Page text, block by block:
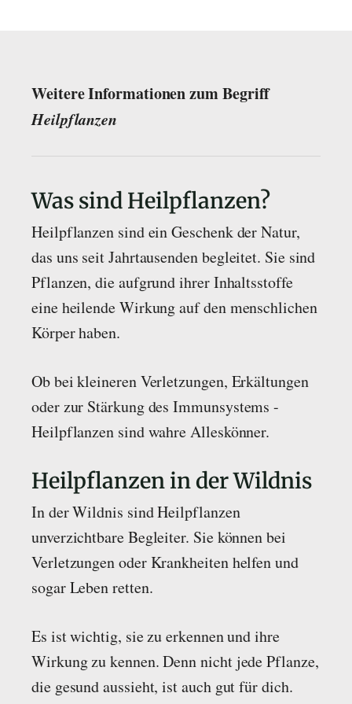
Weitere Informationen zum Begriff
Heilpflanzen
Was sind Heilpflanzen?
Heilpflanzen sind ein Geschenk der Natur,
das uns seit Jahrtausenden begleitet. Sie sind
Pflanzen, die aufgrund ihrer Inhaltsstoffe
eine heilende Wirkung auf den menschlichen
Körper haben.
Ob bei kleineren Verletzungen, Erkältungen
oder zur Stärkung des Immunsystems -
Heilpflanzen sind wahre Alleskönner.
Heilpflanzen in der Wildnis
In der Wildnis sind Heilpflanzen
unverzichtbare Begleiter. Sie können bei
Verletzungen oder Krankheiten helfen und
sogar Leben retten.
Es ist wichtig, sie zu erkennen und ihre
Wirkung zu kennen. Denn nicht jede Pflanze,
die gesund aussieht, ist auch gut für dich.